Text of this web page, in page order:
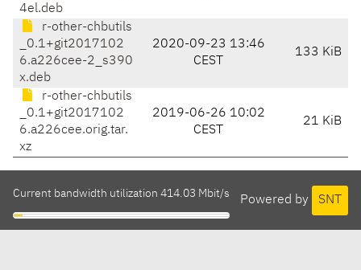
4el.deb
r-other-chbutils
_0.1+git2017102
6.a226cee-2_s390
x.deb
2020-09-23 13:46
CEST
133 KiB
r-other-chbutils
_0.1+git2017102
6.a226cee.orig.tar.
xz
2019-06-26 10:02
CEST
21 KiB
Powered by SNT
Current bandwidth utilization 414.03 Mbit/s